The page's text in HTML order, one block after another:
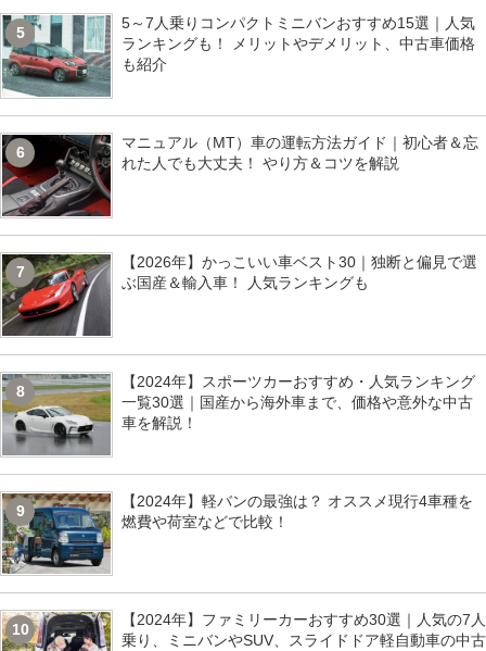
5
5～7人乗りコンパクトミニバンおすすめ15選｜人気
ランキングも！ メリットやデメリット、中古車価格
も紹介
6
マニュアル（MT）車の運転方法ガイド｜初心者＆忘
れた人でも大丈夫！ やり方＆コツを解説
7
【2026年】かっこいい車ベスト30｜独断と偏見で選
ぶ国産＆輸入車！ 人気ランキングも
8
【2024年】スポーツカーおすすめ・人気ランキング
一覧30選｜国産から海外車まで、価格や意外な中古
車を解説！
9
【2024年】軽バンの最強は？ オススメ現行4車種を
燃費や荷室などで比較！
10
【2024年】ファミリーカーおすすめ30選｜人気の7人
乗り、ミニバンやSUV、スライドドア軽自動車の中古